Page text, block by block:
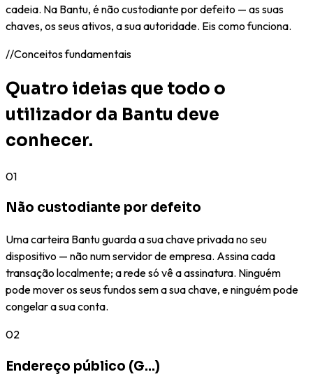
cadeia. Na Bantu, é não custodiante por defeito — as suas
chaves, os seus ativos, a sua autoridade. Eis como funciona.
//Conceitos fundamentais
Quatro ideias que todo o
utilizador da Bantu deve
conhecer.
01
Não custodiante por defeito
Uma carteira Bantu guarda a sua chave privada no seu
dispositivo — não num servidor de empresa. Assina cada
transação localmente; a rede só vê a assinatura. Ninguém
pode mover os seus fundos sem a sua chave, e ninguém pode
congelar a sua conta.
02
Endereço público (G…)